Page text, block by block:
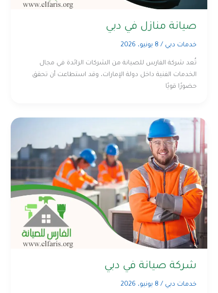
صيانة منازل في دبي
خدمات دبي / 8 يونيو، 2026
تُعد شركة الفارس للصيانة من الشركات الرائدة في مجال
الخدمات الفنية داخل دولة الإمارات، وقد استطاعت أن تحقق
حضورًا قويًا
شركة صيانة في دبي
خدمات دبي / 8 يونيو، 2026